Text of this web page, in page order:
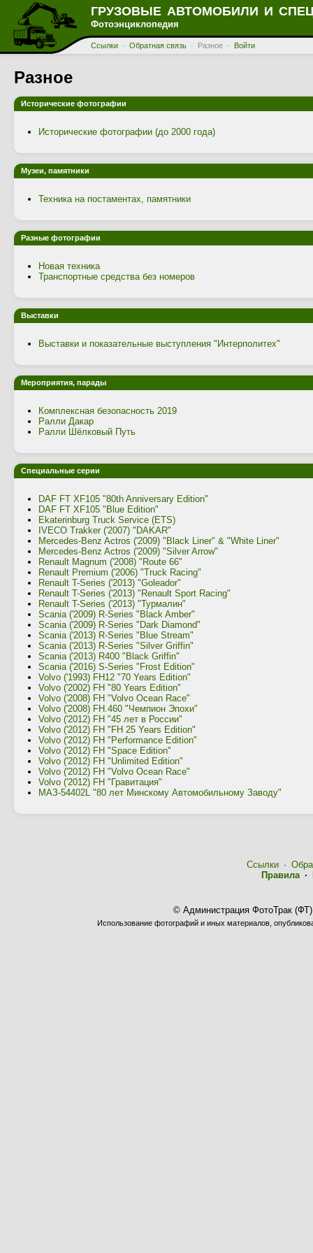
ГРУЗОВЫЕ АВТОМОБИЛИ И
Фотоэнциклопедия
Ссылки · Обратная связь · Разное · Войти
Разное
Исторические фотографии
Исторические фотографии (до 2000 года)
Музеи, памятники
Техника на постаментах, памятники
Разные фотографии
Новая техника
Транспортные средства без номеров
Выставки
Выставки и показательные выступления "Интерполитех"
Мероприятия, парады
Комплексная безопасность 2019
Ралли Дакар
Ралли Шёлковый Путь
Специальные серии
DAF FT XF105 "80th Anniversary Edition"
DAF FT XF105 "Blue Edition"
Ekaterinburg Truck Service (ETS)
IVECO Trakker ('2007) "DAKAR"
Mercedes-Benz Actros ('2009) "Black Liner" & "White Liner"
Mercedes-Benz Actros ('2009) "Silver Arrow"
Renault Magnum ('2008) "Route 66"
Renault Premium ('2006) "Truck Racing"
Renault T-Series ('2013) "Goleador"
Renault T-Series ('2013) "Renault Sport Racing"
Renault T-Series ('2013) "Турмалин"
Scania ('2009) R-Series "Black Amber"
Scania ('2009) R-Series "Dark Diamond"
Scania ('2013) R-Series "Blue Stream"
Scania ('2013) R-Series "Silver Griffin"
Scania ('2013) R400 "Black Griffin"
Scania ('2016) S-Series "Frost Edition"
Volvo ('1993) FH12 "70 Years Edition"
Volvo ('2002) FH "80 Years Edition"
Volvo ('2008) FH "Volvo Ocean Race"
Volvo ('2008) FH.460 "Чемпион Эпохи"
Volvo ('2012) FH "45 лет в России"
Volvo ('2012) FH "FH 25 Years Edition"
Volvo ('2012) FH "Performance Edition"
Volvo ('2012) FH "Space Edition"
Volvo ('2012) FH "Unlimited Edition"
Volvo ('2012) FH "Volvo Ocean Race"
Volvo ('2012) FH "Гравитация"
МАЗ-54402L "80 лет Минскому Автомобильному Заводу"
Ссылки·
Правила·
© Администрация ФотоТрак
Использование фотографий и иных материалов,